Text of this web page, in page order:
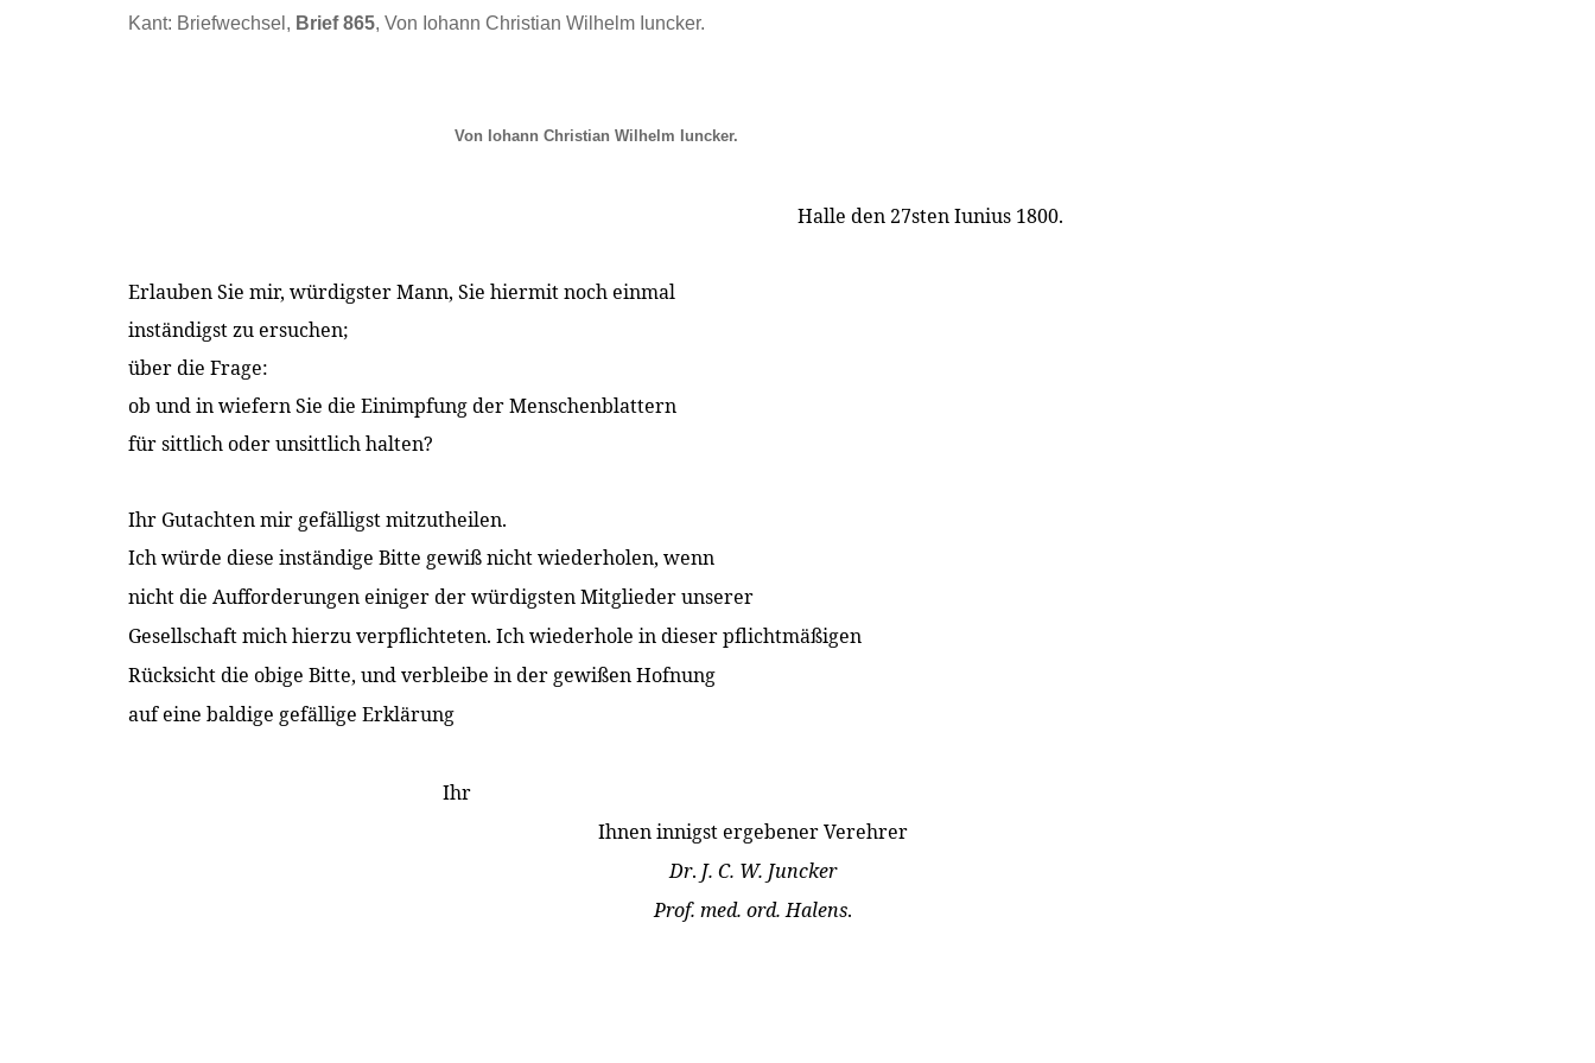
Kant: Briefwechsel, Brief 865, Von Iohann Christian Wilhelm Iuncker.
Von Iohann Christian Wilhelm Iuncker.
Halle den 27sten Iunius 1800.
Erlauben Sie mir, würdigster Mann, Sie hiermit noch einmal
inständigst zu ersuchen;
über die Frage:
ob und in wiefern Sie die Einimpfung der Menschenblattern
für sittlich oder unsittlich halten?
Ihr Gutachten mir gefälligst mitzutheilen.
Ich würde diese inständige Bitte gewiß nicht wiederholen, wenn
nicht die Aufforderungen einiger der würdigsten Mitglieder unserer
Gesellschaft mich hierzu verpflichteten. Ich wiederhole in dieser pflichtmäßigen
Rücksicht die obige Bitte, und verbleibe in der gewißen Hofnung
auf eine baldige gefällige Erklärung
Ihr
Ihnen innigst ergebener Verehrer
Dr. J. C. W. Juncker
Prof. med. ord. Halens.